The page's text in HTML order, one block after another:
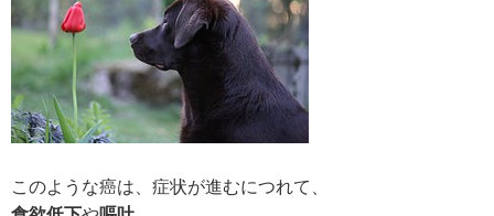
このような癌は、症状が進むにつれて、